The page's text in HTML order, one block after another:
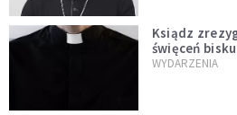
Ksiądz
święceń
niegodny"
WYDARZENIA